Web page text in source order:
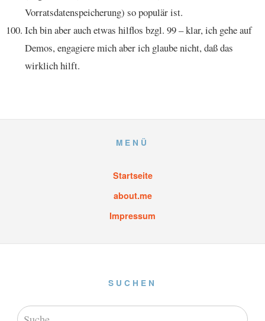
Vorratsdatenspeicherung) so populär ist.
Ich bin aber auch etwas hilflos bzgl. 99 – klar, ich gehe auf
Demos, engagiere mich aber ich glaube nicht, daß das
wirklich hilft.
MENÜ
Startseite
about.me
Impressum
SUCHEN